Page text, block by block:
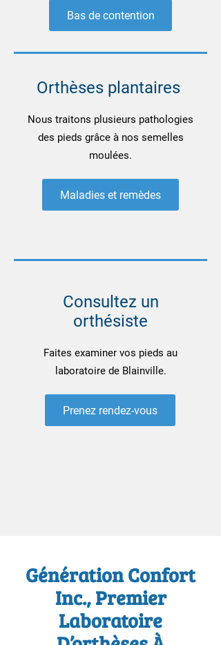
Bas de contention
Orthèses plantaires
Nous traitons plusieurs pathologies
des pieds grâce à nos semelles
moulées.
Maladies et remèdes
Consultez un
orthésiste
Faites examiner vos pieds au
laboratoire de Blainville.
Prenez rendez-vous
Génération Confort
Inc., Premier
Laboratoire